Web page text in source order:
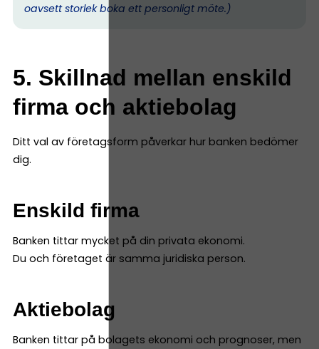
oavsett storlek boka ett personligt möte.)
5. Skillnad mellan enskild
firma och aktiebolag
Ditt val av företagsform påverkar hur banken bedömer
dig.
Enskild firma
Banken tittar mycket på din privata ekonomi.
Du och företaget är samma juridiska person.
Aktiebolag
Banken tittar på bolagets ekonomi och prognoser, men